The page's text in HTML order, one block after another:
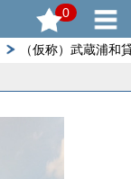
0
（仮称）武蔵浦和